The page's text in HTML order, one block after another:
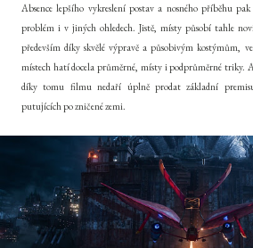
Absence lepšího vykreslení postav a nosného příběhu
problém i v jiných ohledech. Jistě, místy působí tahle
především díky skvělé výpravě a působivým kostýmům,
místech hatí docela průměrné, místy i podprůměrné triky. A
díky tomu filmu nedaří úplně prodat základní premisu
putujících po zničené zemi.